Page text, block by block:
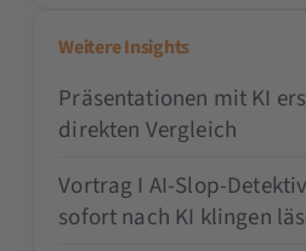
Weitere Insights
Präsentationen mit KI
direkten Vergleich
Vortrag I AI-Slop-
sofort nach KI klingen